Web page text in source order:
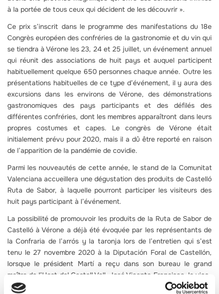
à la portée de tous ceux qui décident de les découvrir ».
Ce prix s’inscrit dans le programme des manifestations du 18e
Congrès européen des confréries de la gastronomie et du vin qui
se tiendra à Vérone les 23, 24 et 25 juillet, un événement annuel
qui réunit des associations de huit pays et auquel participent
habituellement quelque 650 personnes chaque année. Outre les
présentations habituelles de ce type d’événement, il y aura des
excursions dans les environs de Vérone, des démonstrations
gastronomiques des pays participants et des défilés des
différentes confréries, dont les membres apparaîtront dans leurs
propres costumes et capes. Le congrès de Vérone était
initialement prévu pour 2020, mais il a dû être reporté en raison
de l’apparition de la pandémie de covidie.
Parmi les nouveautés de cette année, le stand de la Comunitat
Valenciana accueillera une dégustation des produits de Castelló
Ruta de Sabor, à laquelle pourront participer les visiteurs des
huit pays participant à l’événement.
La possibilité de promouvoir les produits de la Ruta de Sabor de
Castelló à Vérone a déjà été évoquée par les représentants de
la Confraria de l’arrós y la taronja lors de l’entretien qui s’est
tenu le 27 novembre 2020 à la Diputación Foral de Castellón,
lorsque le président Martí a reçu dans son bureau le grand
maître de l’Host del Castell Vell, José Vicente Francisco, le vice-
président et secrétaire, Ángel Martínez, et le trésorier, Alberto